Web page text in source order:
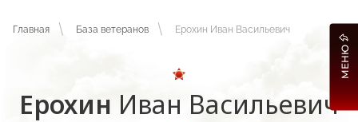
Главная База ветеранов Ерохин Иван Васильевич
Ерохин Иван Васильевич
МЕНЮ